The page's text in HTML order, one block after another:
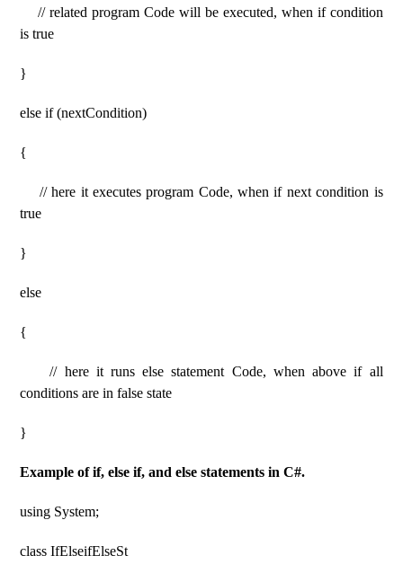
// related program Code will be executed, when if condition
is true
}
else if (nextCondition)
{
// here it executes program Code, when if next condition is
true
}
else
{
// here it runs else statement Code, when above if all
conditions are in false state
}
Example of if, else if, and else statements in C#.
using System;
class IfElseifElseSt